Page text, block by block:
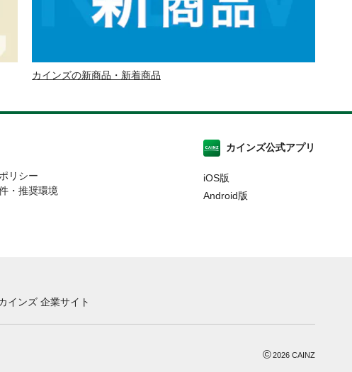
カインズの新商品・新着商品
リシー
・推奨環境
カインズ公式アプリ
iOS版
Android版
インズ 企業サイト
©2026 CAINZ